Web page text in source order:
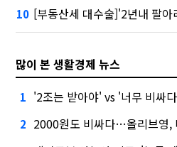
10 [부동산세 대수술]'2년내 팔
많이 본 생활경제 뉴스
1 '2조는 받아야' vs '너무 비싸
2 2000원도 비싸다…올리브영, 다